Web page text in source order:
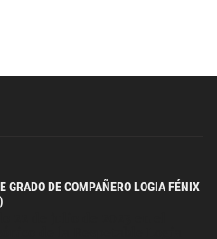
GRADO DE COMPAÑERO LOGIA FÉNIX